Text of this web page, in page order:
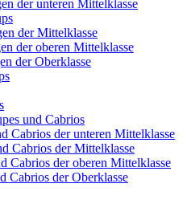
der unteren Mittelklasse
der Mittelklasse
der oberen Mittelklasse
der Oberklasse
und Cabrios
Cabrios der unteren Mittelklasse
Cabrios der Mittelklasse
Cabrios der oberen Mittelklasse
Cabrios der Oberklasse